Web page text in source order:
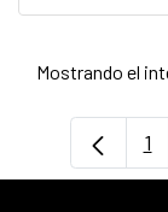
Mostrando el
1